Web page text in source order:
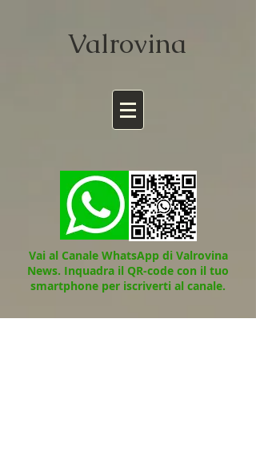
Valrovina
Vai al Canale WhatsApp di Valrovina
News. Inquadra il QR-code con il tuo
smartphone per iscriverti al canale.